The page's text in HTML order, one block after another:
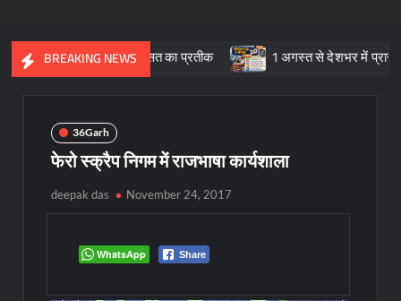
BREAKING NEWS
विरासत का प्रतीक 1 अगस्त से देशभर में प्रारंभ हुआ ’मीडियेशन
36Garh
फेरो स्क्रैप निगम में राजभाषा कार्यशाला
deepak das November 24, 2017
WhatsApp Share